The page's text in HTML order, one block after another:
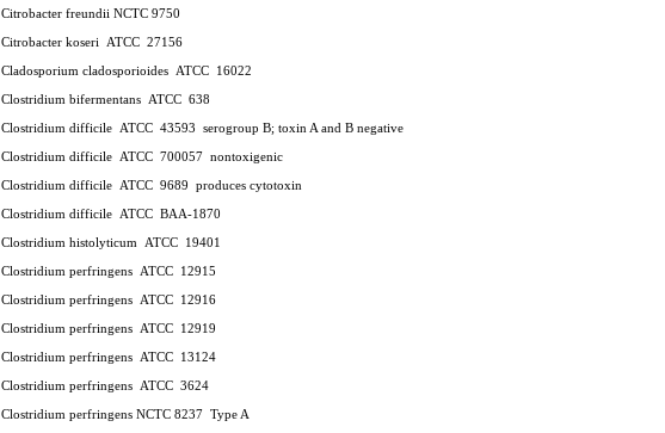
Citrobacter freundii NCTC 9750
Citrobacter koseri ATCC 27156
Cladosporium cladosporioides ATCC 16022
Clostridium bifermentans ATCC 638
Clostridium difficile ATCC 43593 serogroup B; toxin A and B negative
Clostridium difficile ATCC 700057 nontoxigenic
Clostridium difficile ATCC 9689 produces cytotoxin
Clostridium difficile ATCC BAA-1870
Clostridium histolyticum ATCC 19401
Clostridium perfringens ATCC 12915
Clostridium perfringens ATCC 12916
Clostridium perfringens ATCC 12919
Clostridium perfringens ATCC 13124
Clostridium perfringens ATCC 3624
Clostridium perfringens NCTC 8237 Type A